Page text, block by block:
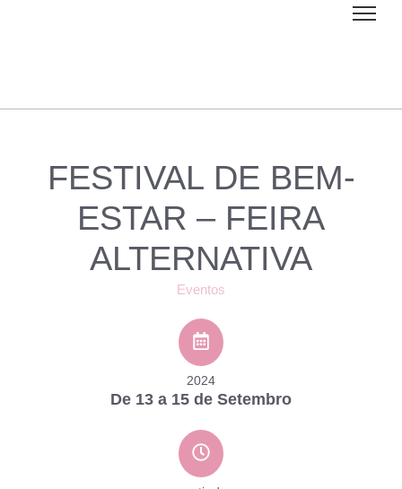
FESTIVAL DE BEM-
ESTAR – FEIRA
ALTERNATIVA
Eventos
2024
De 13 a 15 de Setembro